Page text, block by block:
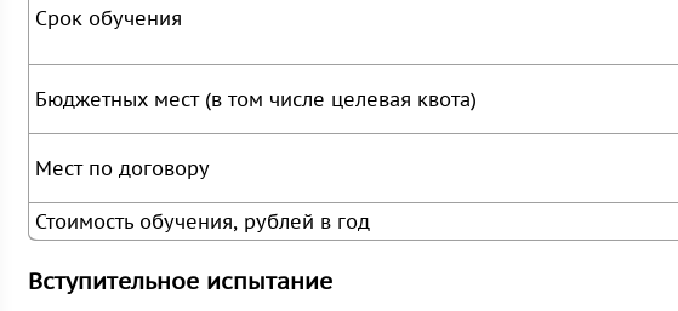
Срок обучения
Бюджетных мест (в том числе целевая квота)
Мест по договору
Стоимость обучения, рублей в год
Вступительное испытание